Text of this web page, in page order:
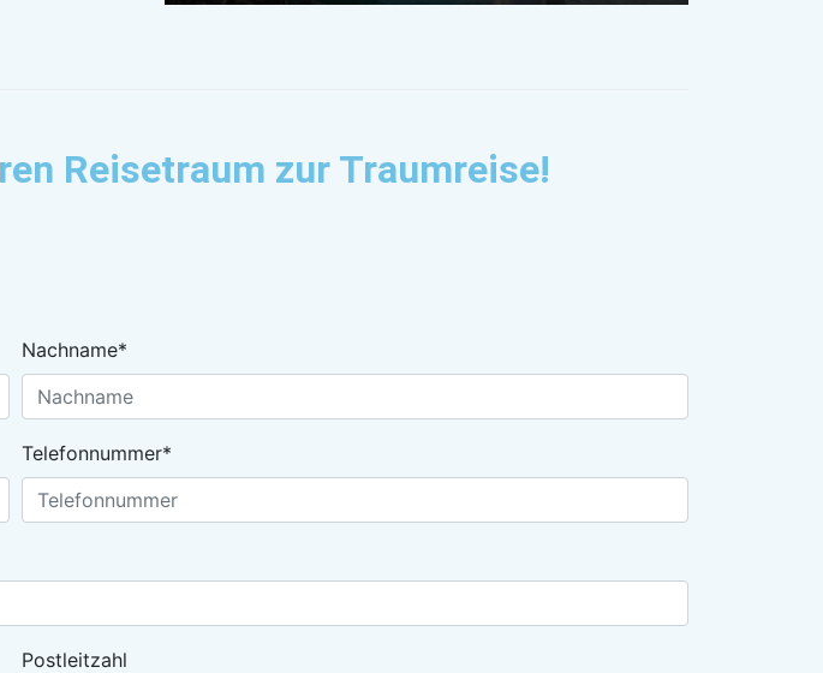
Reisetraum zur Traumreise!
Nachname*
Telefonnummer*
Postleitzahl